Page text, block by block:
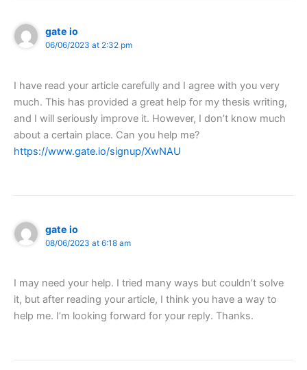
gate io
06/06/2023 at 2:32 pm
I have read your article carefully and I agree with you very
much. This has provided a great help for my thesis writing,
and I will seriously improve it. However, I don’t know much
about a certain place. Can you help me?
https://www.gate.io/signup/XwNAU
gate io
08/06/2023 at 6:18 am
I may need your help. I tried many ways but couldn’t solve
it, but after reading your article, I think you have a way to
help me. I’m looking forward for your reply. Thanks.